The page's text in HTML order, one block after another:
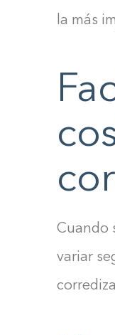
la más
Cuando
variar